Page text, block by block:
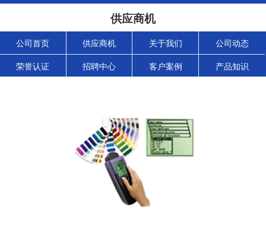
供应商机
公司首页 供应商机 关于我们 公司动态
荣誉认证 招聘中心 客户案例 产品知识